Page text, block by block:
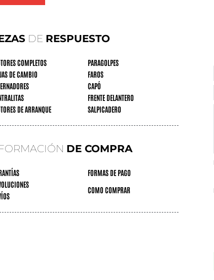
DE RESPUESTO
COMPLETOS
DE CAMBIO
DE ARRANQUE
PARAGOLPES
FAROS
CAPÓ
FRENTE DELANTERO
SALPICADERO
DE COMPRA
FORMAS DE PAGO
COMO COMPRAR